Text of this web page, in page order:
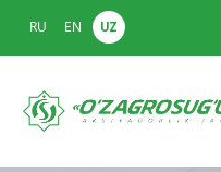
RU EN UZ